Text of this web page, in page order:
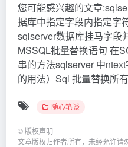
您可能感兴趣的文章
据库中指定字段内指定字
sqlserver数据库挂马字段
MSSQL批量替换语句 在
串的方法sqlserver 中
的用法）Sql 批量替换所
随心笔谈
© 版权声明
文章版权归作者所有，未经允许请